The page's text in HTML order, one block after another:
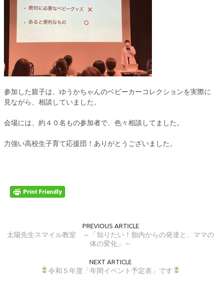
参加した親子は、ゆうかちゃんのベビーカーコレクションを実際に
見ながら、相談していました。
会場には、約４０名もの参加者で、色々相談してました。
力強い高校生子育て応援団！ありがとうございました。
PREVIOUS ARTICLE
太陽先生スマイル教室 ～「知りたい！胎内からの発達と、ママの
体の変化」～
NEXT ARTICLE
令和５年度「年間イベント予定表」です